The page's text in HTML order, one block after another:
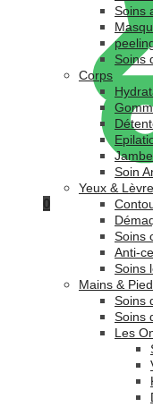
0
Soins
Soins
Corps
Soin
Yeux &
Soins
Anti-
Soins
Mains &
Soins
Soins
Les